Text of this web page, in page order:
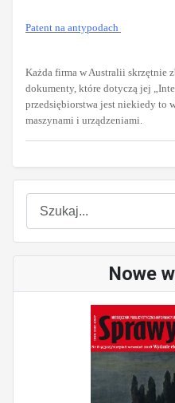
Szukaj
Nowe
Patent na antypodach
Każda firma w Australii skrzętnie
dokumenty, które dotyczą jej
przedsiębiorstwa jest niekiedy to
maszynami i urządzeniami.